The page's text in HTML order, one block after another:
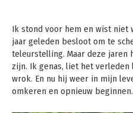
Ik stond voor hem en wist niet
jaar geleden besloot om te
teleurstelling. Maar deze
zijn. Ik genas, liet het
wrok. En nu hij weer in mijn
omkeren en opnieuw beginnen.